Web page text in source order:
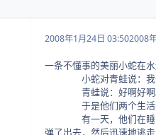
2008年1月24日 03:502008
一条不懂事的美丽小蛇在
小蛇对青蛙说：我们
青蛙说：好啊好啊
于是他们两个生活在
有一天，他们在睡觉的
弹了出去，然后迅速地逃走